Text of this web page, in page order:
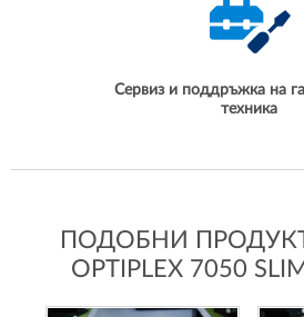
Сервиз и поддръжка на
техника
ПОДОБНИ
OPTIPLEX 7050